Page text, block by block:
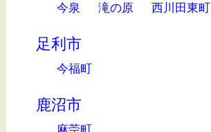
今泉 滝の原 西川田東町
足利市
今福町
鹿沼市